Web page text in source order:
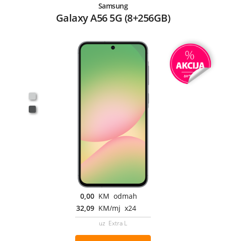
Samsung
Galaxy A56 5G (8+256GB)
0,00 KM odmah
32,09 KM/mj x24
uz Extra L